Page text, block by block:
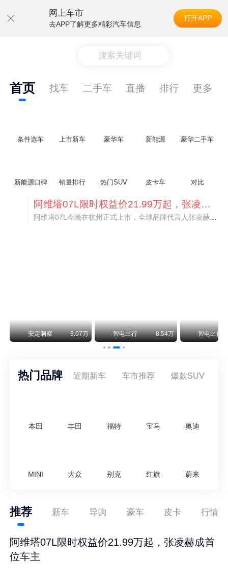
网上车市
去APP了解更多精彩汽车信息
打开APP
搜索关键词
首页 找车 二手车 直播 排行 更多
条件选车 上市新车 豪华车 新能源 豪华二手车
新能源口碑 销量排行 热门SUV 皮卡车 对比
阿维塔07L限时权益价21.99万起，张凌赫成首位车主
阿维塔07L今晚在杭州正式上市，全球品牌代言人张凌赫现场提车，成为这台车的第一位主人。三个版本：Elite纯电版22.99万，Max+后驱纯电版24.99万，Ultra三电机四驱版27.99万。
安定洞察 8.07万 智电出行 8.54万 智电出行
热门品牌 近期新车 车市推荐 爆款SUV
本田 丰田 福特 宝马 奥迪
MINI 大众 别克 红旗 蔚来
推荐 新车 导购 豪车 皮卡 行情
阿维塔07L限时权益价21.99万起，张凌赫成首
位车主